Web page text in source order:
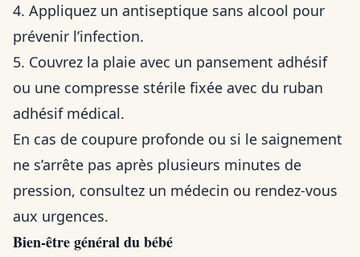
4. Appliquez un antiseptique sans alcool pour
prévenir l’infection.
5. Couvrez la plaie avec un pansement adhésif
ou une compresse stérile fixée avec du ruban
adhésif médical.
En cas de coupure profonde ou si le saignement
ne s’arrête pas après plusieurs minutes de
pression, consultez un médecin ou rendez-vous
aux urgences.
Bien-être général du bébé